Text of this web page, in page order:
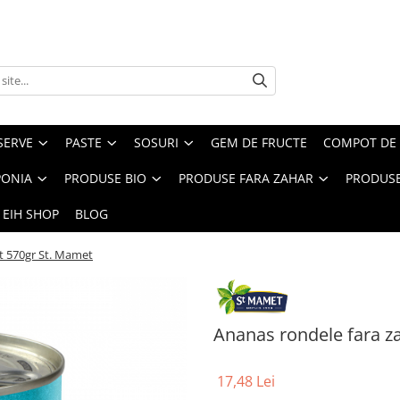
PASTE SOSURI GEM DE FRUCTE COMPOT DE
PRODUSE BIO PRODUSE FARA ZAHAR
SHOP BLOG
570gr St. Mamet
Ananas rondele fara
17,48 Lei